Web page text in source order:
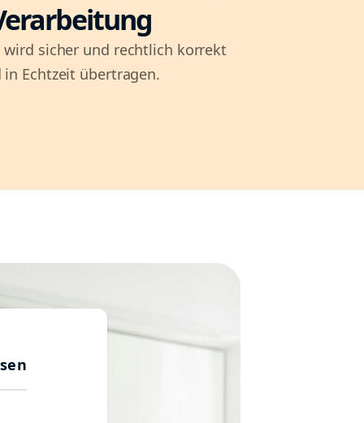
sicher und rechtlich korrekt
Echtzeit übertragen.